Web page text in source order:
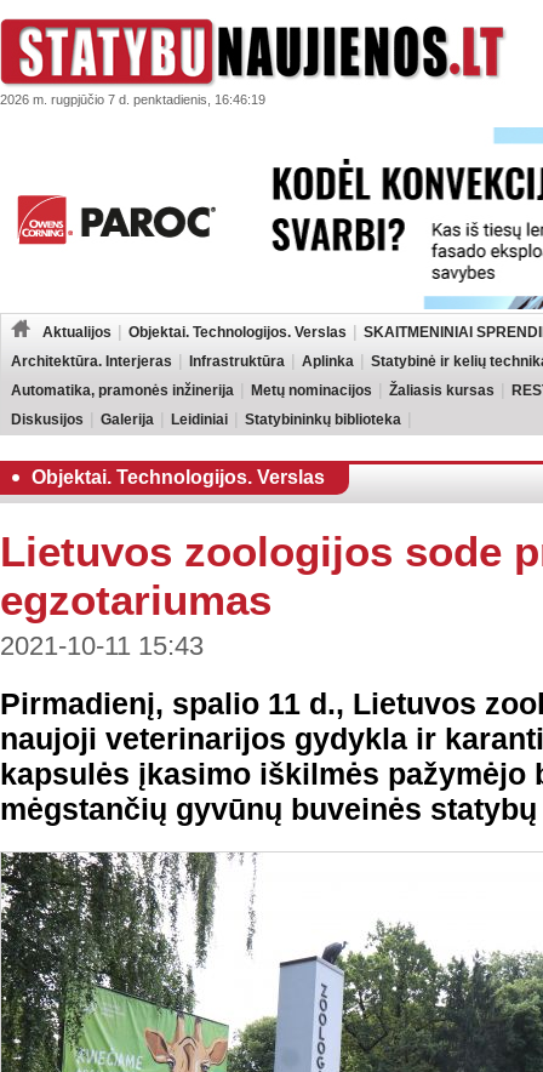
2026 m. rugpjūčio 7 d. penktadienis, 16:46:19
Aktualijos Objektai. Technologijos. Verslas
SKAITMENINIAI
Architektūra. Interjeras
Infrastruktūra Aplinka
Statybinė ir kelių
Automatika, pramonės inžinerija
Metų nominacijos Žaliasis kursas
Diskusijos
Galerija Leidiniai Statybininkų biblioteka
Objektai. Technologijos. Verslas
Lietuvos zoologijos sode
egzotariumas
2021-10-11 15:43
Pirmadienį, spalio 11 d., Lietuvos
naujoji veterinarijos gydykla ir
kapsulės įkasimo iškilmės pažymėjo
mėgstančių gyvūnų buveinės